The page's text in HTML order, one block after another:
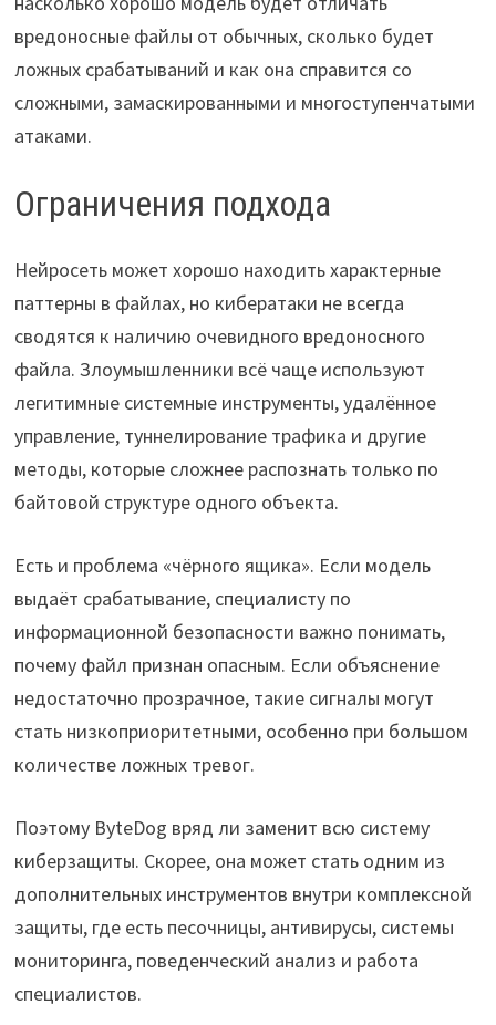
вредоносные файлы от обычных, сколько будет
ложных срабатываний и как она справится со
сложными, замаскированными и многоступенчатыми
атаками.
Ограничения подхода
Нейросеть может хорошо находить характерные
паттерны в файлах, но кибератаки не всегда
сводятся к наличию очевидного вредоносного
файла. Злоумышленники всё чаще используют
легитимные системные инструменты, удалённое
управление, туннелирование трафика и другие
методы, которые сложнее распознать только по
байтовой структуре одного объекта.
Есть и проблема «чёрного ящика». Если модель
выдаёт срабатывание, специалисту по
информационной безопасности важно понимать,
почему файл признан опасным. Если объяснение
недостаточно прозрачное, такие сигналы могут
стать низкоприоритетными, особенно при большом
количестве ложных тревог.
Поэтому ByteDog вряд ли заменит всю систему
киберзащиты. Скорее, она может стать одним из
дополнительных инструментов внутри комплексной
защиты, где есть песочницы, антивирусы, системы
мониторинга, поведенческий анализ и работа
специалистов.